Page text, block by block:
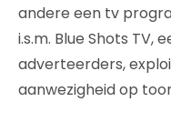
andere een tv
i.s.m. Blue Shots TV,
adverteerders,
aanwezigheid op